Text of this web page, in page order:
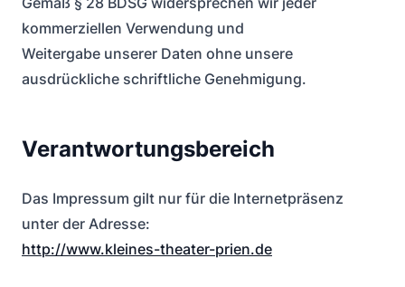
kommerziellen Verwendung und
Weitergabe unserer Daten ohne unsere
ausdrückliche schriftliche Genehmigung.
Verantwortungsbereich
Das Impressum gilt nur für die Internetpräsenz
unter der Adresse:
http://www.kleines-theater-prien.de